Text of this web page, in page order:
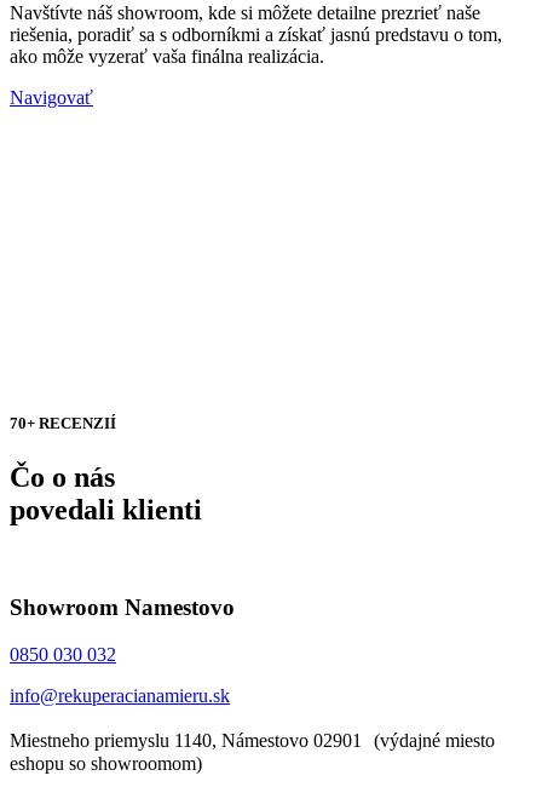
Navštívte náš showroom, kde si môžete detailne prezrieť naše
riešenia, poradiť sa s odborníkmi a získať jasnú predstavu o tom,
ako môže vyzerať vaša finálna realizácia.
Navigovať
70+ RECENZIÍ
Čo o nás
povedali klienti
Showroom Namestovo
0850 030 032
info@rekuperacianamieru.sk
Miestneho priemyslu 1140, Námestovo 02901 (výdajné miesto
eshopu so showroomom)